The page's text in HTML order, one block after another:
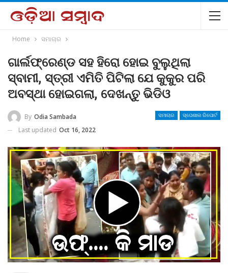
Home ସମାଚାର
ଗାର୍ଲଫ୍ରେଣ୍ଡ ସହ ହିରୋ ହୋଇ ବୁଲୁଥିଲା
ସ୍ବାମୀ, ସ୍ତ୍ରୀ ଏମିତି ପିଟିଲା ଯେ କୁକୁର ପରି
ଅବସ୍ଥା ହୋଇଗଲା, ଦେଖନ୍ତୁ ଭିଡିଓ
ସମାଚାର ସ୍ପେଶାଲ ରିପୋର୍ଟ
By Odia Sambada
Last updated Oct 16, 2022